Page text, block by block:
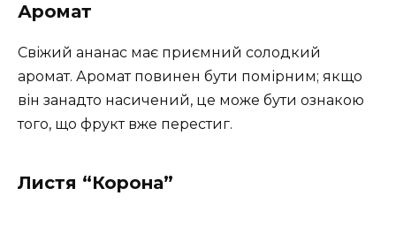
Аромат
Свіжий ананас має приємний солодкий
аромат. Аромат повинен бути помірним; якщо
він занадто насичений, це може бути ознакою
того, що фрукт вже перестиг.
Листя “Корона”